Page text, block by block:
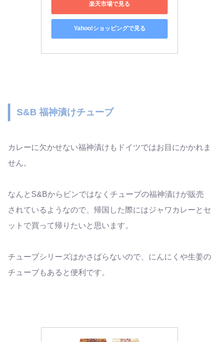
楽天市場で見る
Yahoo!ショッピングで見る
S&B 福神漬けチューブ
カレーに欠かせない福神漬けもドイツではお目にかかれま
せん。
なんとS&Bからビンではなくチューブの福神漬けが販売
されているようなので、帰国した際にはジャワカレーとセ
ットで買って帰りたいと思います。
チューブシリーズはかさばらないので、にんにくや生姜の
チューブもあると便利です。